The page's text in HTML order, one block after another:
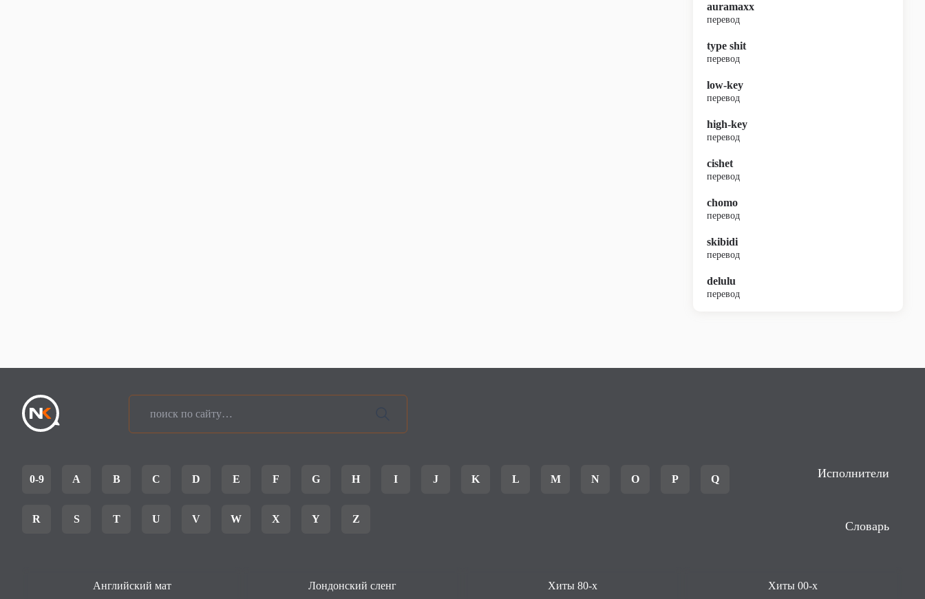
auramaxx
перевод
type shit
перевод
low-key
перевод
high-key
перевод
cishet
перевод
chomo
перевод
skibidi
перевод
delulu
перевод
0-9 A B C D E F G H I J K L M N O P Q
R S T U V W X Y Z
Исполнители
Словарь
Английский мат Лондонский сленг Хиты 80-х Хиты 00-х